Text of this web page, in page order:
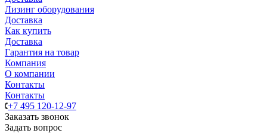
Лизинг оборудования
Доставка
Как купить
Доставка
Гарантия на товар
Компания
О компании
Контакты
Контакты
+7 495 120-12-97
Заказать звонок
Задать вопрос